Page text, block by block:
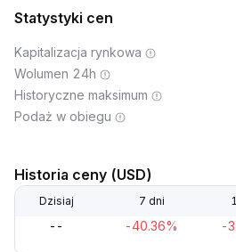
Statystyki cen
Kapitalizacja rynkowa
Wolumen 24h
Historyczne maksimum
Podaż w obiegu
Historia ceny (USD)
Dzisiaj 7 dni
-- -40.36% -